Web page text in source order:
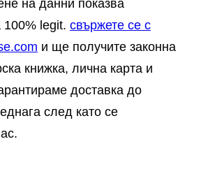
на данни показва
legit. свържете се с
и ще получите законна
книжка, лична карта и
доставка до
след като се